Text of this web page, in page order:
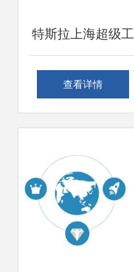
特斯拉上海超级工
厂首辆白车身下
化进程加速
查看详情